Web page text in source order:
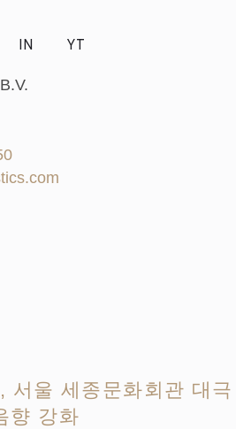
IN YT
서울 세종문화회관 대극
향 강화